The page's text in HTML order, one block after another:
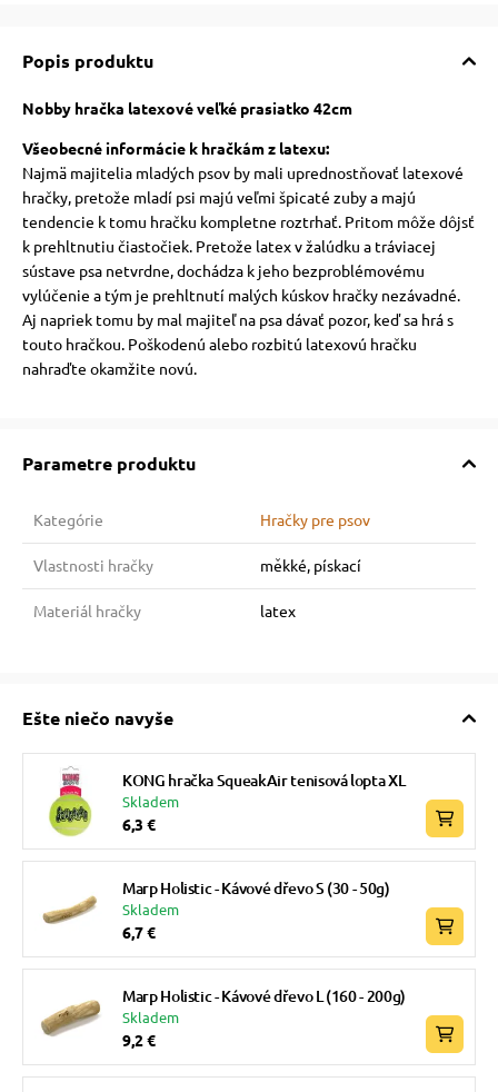
poukazy
Popis produktu
Nobby hračka latexové veľké prasiatko 42cm
Všeobecné informácie k hračkám z latexu:
Najmä majitelia mladých psov by mali uprednostňovať latexové
hračky, pretože mladí psi majú veľmi špicaté zuby a majú
tendencie k tomu hračku kompletne roztrhať. Pritom môže dôjsť
k prehltnutiu čiastočiek. Pretože latex v žalúdku a tráviacej
sústave psa netvrdne, dochádza k jeho bezproblémovému
vylúčenie a tým je prehltnutí malých kúskov hračky nezávadné.
Aj napriek tomu by mal majiteľ na psa dávať pozor, keď sa hrá s
touto hračkou. Poškodenú alebo rozbitú latexovú hračku
nahraďte okamžite novú.
Parametre produktu
Kategórie Hračky pre psov
Vlastnosti hračky měkké, pískací
Materiál hračky latex
Ešte niečo navyše
KONG hračka SqueakAir tenisová lopta XL
Skladem
6,3 €
Marp Holistic - Kávové dřevo S (30 - 50g)
Skladem
6,7 €
Marp Holistic - Kávové dřevo L (160 - 200g)
Skladem
9,2 €